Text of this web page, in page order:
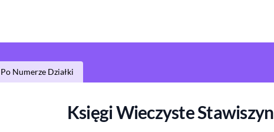
Po Numerze Działki
Księgi WieczysteStawiszyn